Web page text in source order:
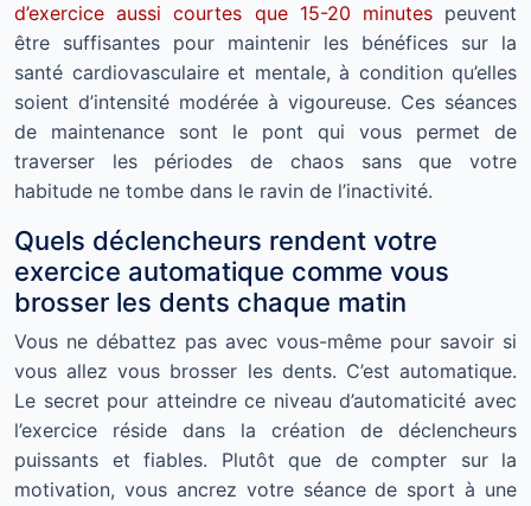
d’exercice aussi courtes que 15-20 minutespeuvent
être suffisantes pour maintenir les bénéfices sur la
santé cardiovasculaire et mentale, à condition qu’elles
soient d’intensité modérée à vigoureuse. Ces séances
de maintenance sont le pont qui vous permet de
traverser les périodes de chaos sans que votre
habitude ne tombe dans le ravin de l’inactivité.
Quels déclencheurs rendent votre
exercice automatique comme vous
brosser les dents chaque matin
Vous ne débattez pas avec vous-même pour savoir si
vous allez vous brosser les dents. C’est automatique.
Le secret pour atteindre ce niveau d’automaticité avec
l’exercice réside dans la création de déclencheurs
puissants et fiables. Plutôt que de compter sur la
motivation, vous ancrez votre séance de sport à une